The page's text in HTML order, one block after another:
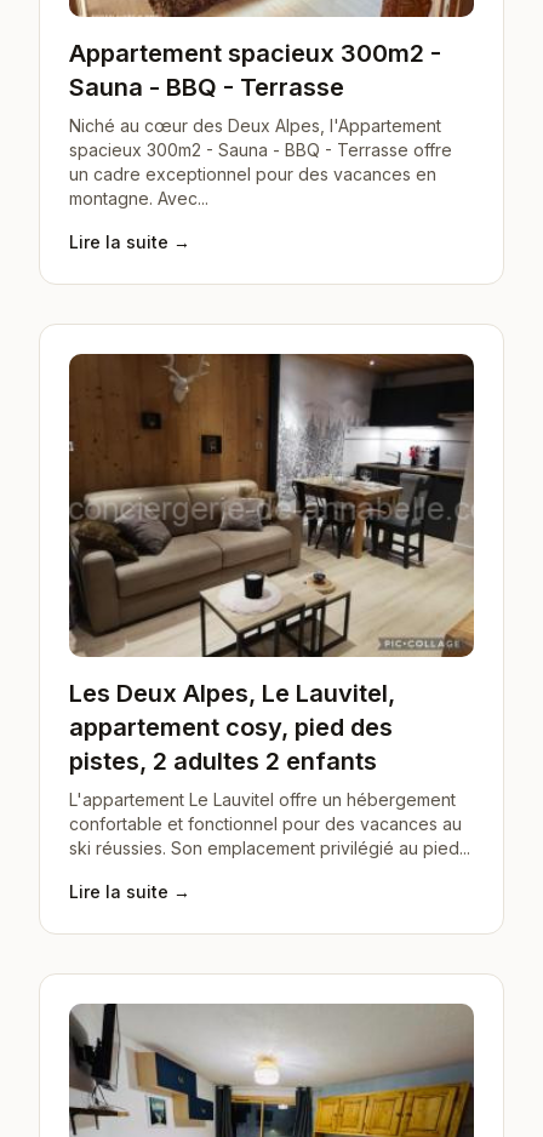
Appartement spacieux 300m2 -
Sauna - BBQ - Terrasse
Niché au cœur des Deux Alpes, l'Appartement
spacieux 300m2 - Sauna - BBQ - Terrasse offre
un cadre exceptionnel pour des vacances en
montagne. Avec...
Lire la suite →
Les Deux Alpes, Le Lauvitel,
appartement cosy, pied des
pistes, 2 adultes 2 enfants
L'appartement Le Lauvitel offre un hébergement
confortable et fonctionnel pour des vacances au
ski réussies. Son emplacement privilégié au pied...
Lire la suite →